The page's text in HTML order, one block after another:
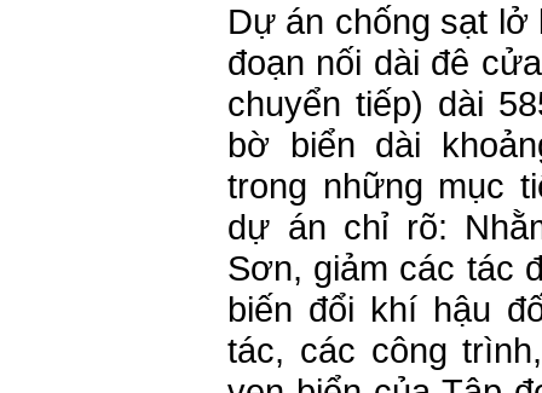
Dự án chống sạt lở
đoạn nối dài đê
chuyển tiếp) dài
bờ biển dài
trong những mục
dự án chỉ rõ:
Sơn, giảm các tác
biến đổi khí hậu
tác, các công